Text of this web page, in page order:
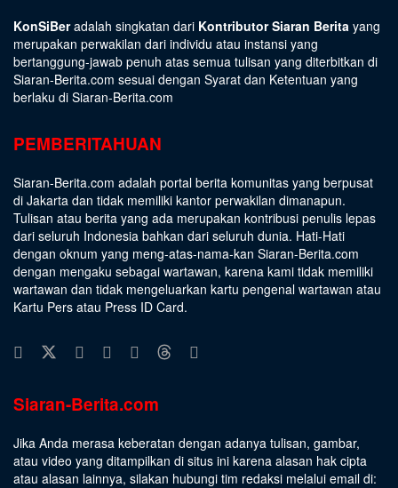
KonSiBeradalah singkatan dari Kontributor Siaran Berita yang
merupakan perwakilan dari individu atau instansi yang
bertanggung-jawab penuh atas semua tulisan yang diterbitkan di
Siaran-Berita.com sesuai dengan Syarat dan Ketentuan yang
berlaku di Siaran-Berita.com
PEMBERITAHUAN
Siaran-Berita.com adalah portal berita komunitas yang berpusat
di Jakarta dan tidak memiliki kantor perwakilan dimanapun.
Tulisan atau berita yang ada merupakan kontribusi penulis lepas
dari seluruh Indonesia bahkan dari seluruh dunia. Hati-Hati
dengan oknum yang meng-atas-nama-kan Siaran-Berita.com
dengan mengaku sebagai wartawan, karena kami tidak memiliki
wartawan dan tidak mengeluarkan kartu pengenal wartawan atau
Kartu Pers atau Press ID Card.
Siaran-Berita.com
Jika Anda merasa keberatan dengan adanya tulisan, gambar,
atau video yang ditampilkan di situs ini karena alasan hak cipta
atau alasan lainnya, silakan hubungi tim redaksi melalui email di: